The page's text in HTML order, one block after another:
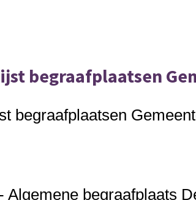
begraafplaatsen
begraafplaatsen
Algemene begraafplaats